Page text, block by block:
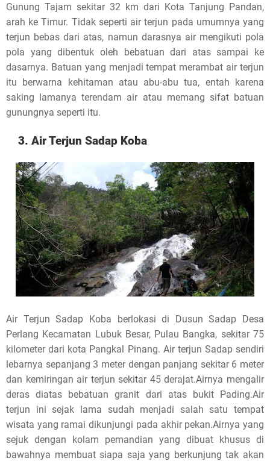
Gunung Tajam sekitar 32 km dari Kota Tanjung Pandan,
arah ke Timur. Tidak seperti air terjun pada umumnya yang
terjun bebas dari atas, namun darasnya air mengikuti pola
pola yang dibentuk oleh bebatuan dari atas sampai ke
dasarnya. Batuan yang menjadi tempat merambat air terjun
itu berwarna kehitaman atau abu-abu tua, entah karena
saking lamanya terendam air atau memang sifat batuan
gunungnya seperti itu.
3. Air Terjun Sadap Koba
Air Terjun Sadap Koba berlokasi di Dusun Sadap Desa
Perlang Kecamatan Lubuk Besar, Pulau Bangka, sekitar 75
kilometer dari kota Pangkal Pinang. Air terjun Sadap sendiri
lebarnya sepanjang 3 meter dengan ‎panjang sekitar 6 meter
dan kemiringan air terjun sekitar 45 derajat.Airnya mengalir
deras diatas bebatuan granit dari atas bukit Pading.Air
terjun ini sejak lama sudah menjadi salah satu tempat
wisata yang ramai dikunjungi pada akhir pekan.Airnya yang
sejuk dengan kolam pemandian yang dibuat khusus di
bawahnya membuat siapa saja yang berkunjung tak akan